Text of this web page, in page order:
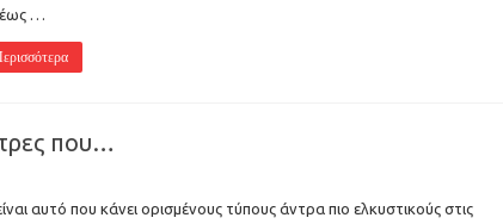
έως …
που…
αυτό που κάνει ορισμένους τύπους άντρα πιο ελκυστικούς στις